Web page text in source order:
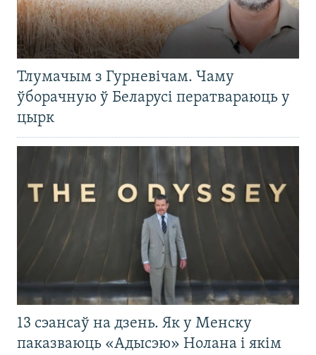
Тлумачым з Гурневічам. Чаму
ўборачную ў Беларусі ператвараюць у
цырк
13 сэансаў на дзень. Як у Менску
паказваюць «Адысэю» Нолана і якім